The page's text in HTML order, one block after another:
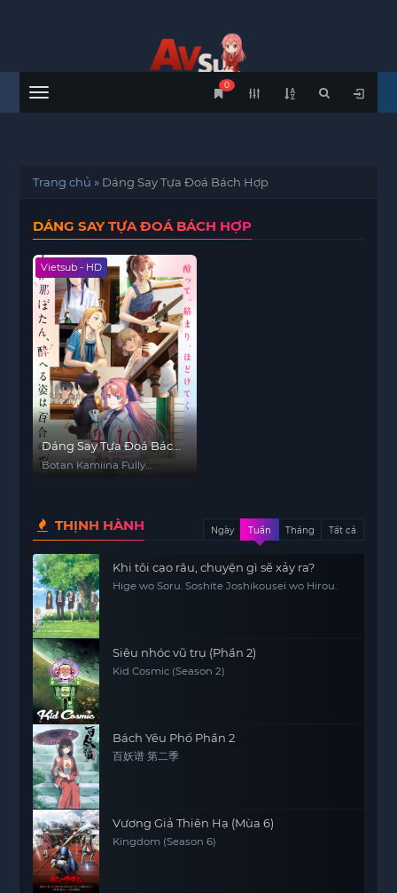
Menu
0
Trang chủ » Dáng Say Tựa Đoá Bách Hợp
DÁNG SAY TỰA ĐOÁ BÁCH HỢP
Vietsub - HD
Dáng Say Tựa Đoá Bách
Hợp
Botan Kamiina Fully
THỊNH HÀNH Ngày Tuần Tháng Tất cả
Khi tôi cạo râu, chuyện gì sẽ xảy ra?
Hige wo Soru. Soshite Joshikousei wo Hirou.
Siêu nhóc vũ trụ (Phần 2)
Kid Cosmic (Season 2)
Bách Yêu Phổ Phần 2
百妖谱 第二季
Vương Giả Thiên Hạ (Mùa 6)
Kingdom (Season 6)